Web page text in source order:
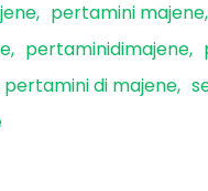
pertamini majene
pertaminidimajene
pertamini di majene